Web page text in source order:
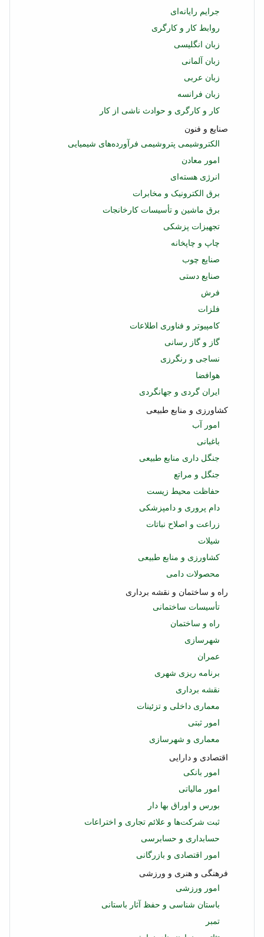
جرایم رایانه‌ای
روابط کار و کارگری
زبان انگلیسی
زبان آلمانی
زبان عربی
زبان فرانسه
کار و کارگری و حوادث ناشی از کار
صنایع و فنون
الکتروشیمی پتروشیمی فرآورده‌های شیمیایی
امور معادن
انرژی هسته‌ای
برق الکترونیک و مخابرات
برق ماشین و تأسیسات کارخانجات
تجهیزات پزشکی
چاپ و چاپخانه
صنایع چوب
صنایع دستی
فرش
فلزات
کامپیوتر و فناوری اطلاعات
گاز و گاز رسانی
نساجی و رنگرزی
هوافضا
ایران گردی و جهانگردی
کشاورزی و منابع طبیعی
امور آب
باغبانی
جنگل داری منابع طبیعی
جنگل و مراتع
حفاظت محیط زیست
دام پروری و دامپزشکی
زراعت و اصلاح نباتات
شیلات
کشاورزی و منابع طبیعی
محصولات دامی
راه و ساختمان و نقشه برداری
تأسیسات ساختمانی
راه و ساختمان
شهرسازی
عمران
برنامه ریزی شهری
نقشه برداری
معماری داخلی و تزئینات
امور ثبتی
معماری و شهرسازی
اقتصادی و دارایی
امور بانکی
امور مالیاتی
بورس و اوراق بها دار
ثبت شرکت‌ها و علائم تجاری و اختراعات
حسابداری و حسابرسی
امور اقتصادی و بازرگانی
فرهنگی و هنری و ورزشی
امور ورزشی
باستان شناسی و حفظ آثار باستانی
تمبر